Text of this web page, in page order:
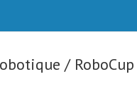
/ RoboCup